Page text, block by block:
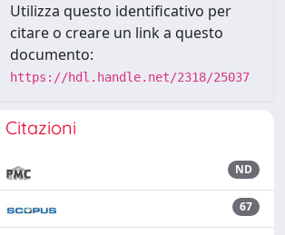
Utilizza questo identificativo per
citare o creare un link a questo
documento:
https://hdl.handle.net/2318/25037
Citazioni
ND
67